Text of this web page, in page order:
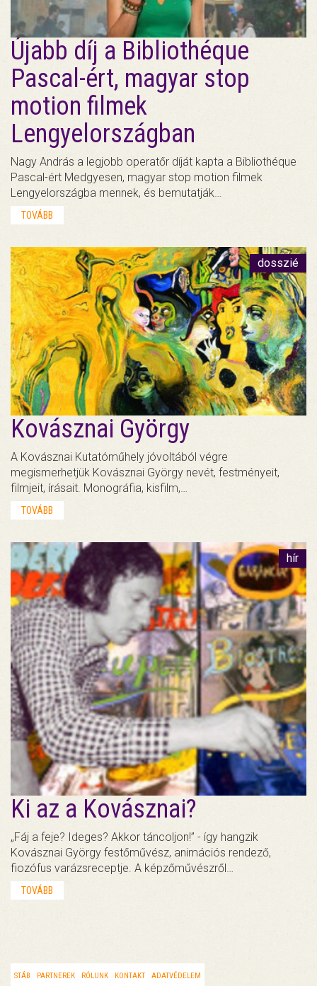
Újabb díj a Bibliothéque
Pascal-ért, magyar stop
motion filmek
Lengyelországban
Nagy András a legjobb operatőr díját kapta a Bibliothéque
Pascal-ért Medgyesen, magyar stop motion filmek
Lengyelországba mennek, és bemutatják…
TOVÁBB
dosszié
Kovásznai György
A Kovásznai Kutatóműhely jóvoltából végre
megismerhetjük Kovásznai György nevét, festményeit,
filmjeit, írásait. Monográfia, kisfilm,…
TOVÁBB
hír
Ki az a Kovásznai?
„Fáj a feje? Ideges? Akkor táncoljon!” - így hangzik
Kovásznai György festőművész, animációs rendező,
fiozófus varázsreceptje. A képzőművészről…
TOVÁBB
STÁB PARTNEREK RÓLUNK KONTAKT ADATVÉDELEM